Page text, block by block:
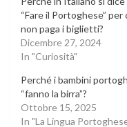
“Fare il Portoghese” per
non paga i biglietti?
Dicembre 27, 2024
In "Curiosità"
Perché i bambini
“fanno la birra”?
Ottobre 15, 2025
In "La Lingua